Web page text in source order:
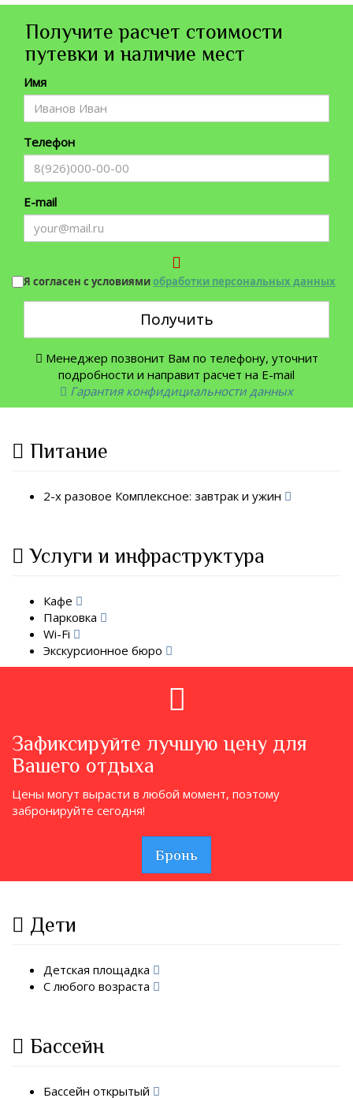
Получите расчет стоимости
путевки и наличие мест
Имя
Телефон
E-mail
Я согласен с условиямиобработки персональных данных
Получить
Менеджер позвонит Вам по телефону, уточнит
подробности и направит расчет на E-mail
Гарантия конфидициальности данных
Питание
2-х разовое Комплексное: завтрак и ужин
Услуги и инфраструктура
Кафе
Парковка
Wi-Fi
Экскурсионное бюро
Зафиксируйте лучшую цену для
Вашего отдыха
Цены могут вырасти в любой момент, поэтому
забронируйте сегодня!
Бронь
Дети
Детская площадка
С любого возраста
Бассейн
Бассейн открытый